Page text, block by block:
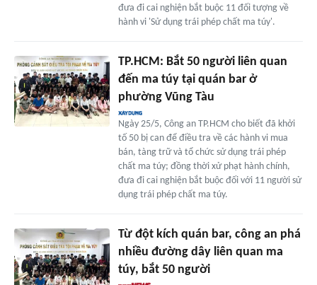
đưa đi cai nghiện bắt buộc 11 đối tượng về
hành vi 'Sử dụng trái phép chất ma túy'.
TP.HCM: Bắt 50 người liên quan
đến ma túy tại quán bar ở
phường Vũng Tàu
Ngày 25/5, Công an TP.HCM cho biết đã khởi
tố 50 bị can để điều tra về các hành vi mua
bán, tàng trữ và tổ chức sử dụng trái phép
chất ma túy; đồng thời xử phạt hành chính,
đưa đi cai nghiện bắt buộc đối với 11 người sử
dụng trái phép chất ma túy.
Từ đột kích quán bar, công an phá
nhiều đường dây liên quan ma
túy, bắt 50 người